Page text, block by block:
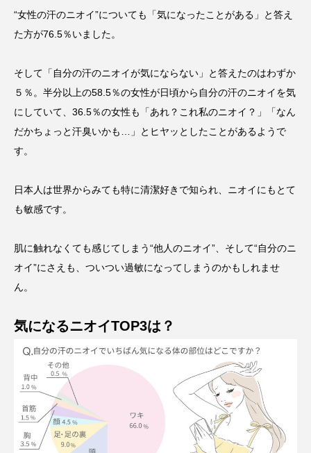
“女性の汗のニオイ”についても「気になったことがある」と答え
た方が76.5％いました。
そして「自分の汗のニオイが気にならない」と答えたのはわずか
５％。半分以上の58.5％の女性が日頃から自分の汗のニオイを気
にしていて、36.5％の女性も「あれ？これ私のニオイ？」「なん
だかちょっと汗臭いかも…」とヒヤッとしたことがあるようで
す。
日本人は世界からみても特に清潔好きで知られ、ニオイにもとて
も敏感です。
肌に触れなくても感じてしまう“他人のニオイ”、そして“自分のニ
オイ”にさえも、ついつい過敏になってしまうのかもしれませ
ん。
気になるニオイTOP3は？